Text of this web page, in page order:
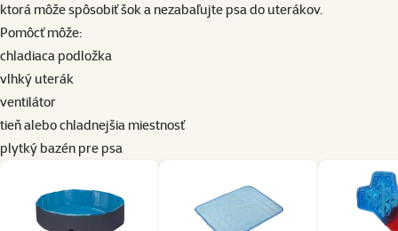
ktorá môže spôsobiť šok a nezabaľujte psa do uterákov.
Pomôcť môže:
chladiaca podložka
vlhký uterák
ventilátor
tieň alebo chladnejšia miestnosť
plytký bazén pre psa